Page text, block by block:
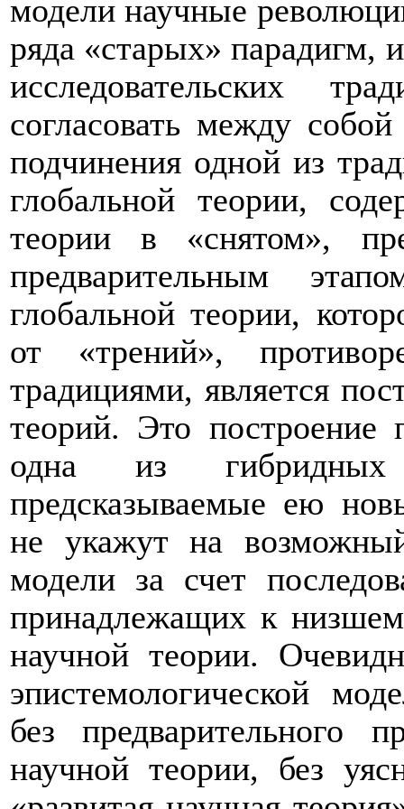
модели научные
ряда «старых» парадигм,
исследовательских
согласовать между
подчинения одной из
глобальной теории,
теории в «снятом»,
предварительным
глобальной теории,
от «трений»,
традициями, является
теорий. Это построение
одна из
предсказываемые ею
не укажут на
модели за счет
принадлежащих к
научной теории.
эпистемологической
без предварительного
научной теории, без